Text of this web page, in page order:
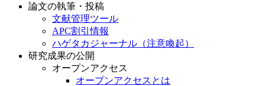
論文の執筆・投稿
文献管理ツール
APC割引情報
ハゲタカジャーナル（注意喚起）
研究成果の公開
オープンアクセス
オープンアクセスとは